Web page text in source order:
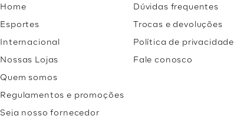
Home
Esportes
Internacional
Nossas Lojas
Quem somos
Regulamentos e promoções
Seja nosso fornecedor
Dúvidas frequentes
Trocas e devoluções
Política de privacidade
Fale conosco